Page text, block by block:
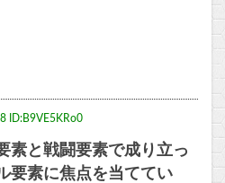
ID:B9VE5KRo0
素と戦闘要素で成り立っ
要素に焦点を当ててい